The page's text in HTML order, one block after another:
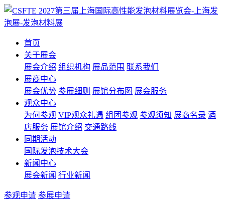
首页
关于展会
展会介绍 组织机构 展品范围 联系我们
展商中心
展会优势 参展细则 展馆分布图 展会服务
观众中心
为何参观 VIP观众礼遇 组团参观 参观须知 展商名录 酒
店服务 展馆介绍 交通路线
同期活动
国际发泡技术大会
新闻中心
展会新闻 行业新闻
参观申请 参展申请